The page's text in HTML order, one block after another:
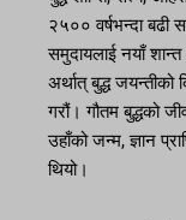
२५०० वर्षभन्दा बढी
समुदायलाई नयाँ
अर्थात् बुद्ध जयन्तीको
गरौं। गौतम बुद्धको
उहाँको जन्म, ज्ञान
थियो।